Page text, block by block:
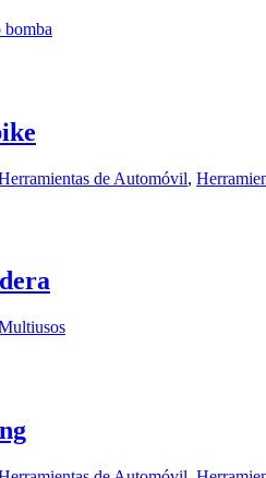
bomba
de Automóvil,